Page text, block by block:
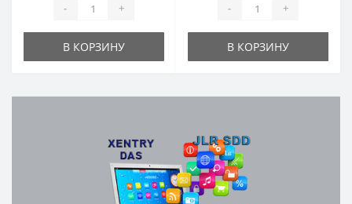
- +
В КОРЗИНУ
- +
В КОРЗИНУ